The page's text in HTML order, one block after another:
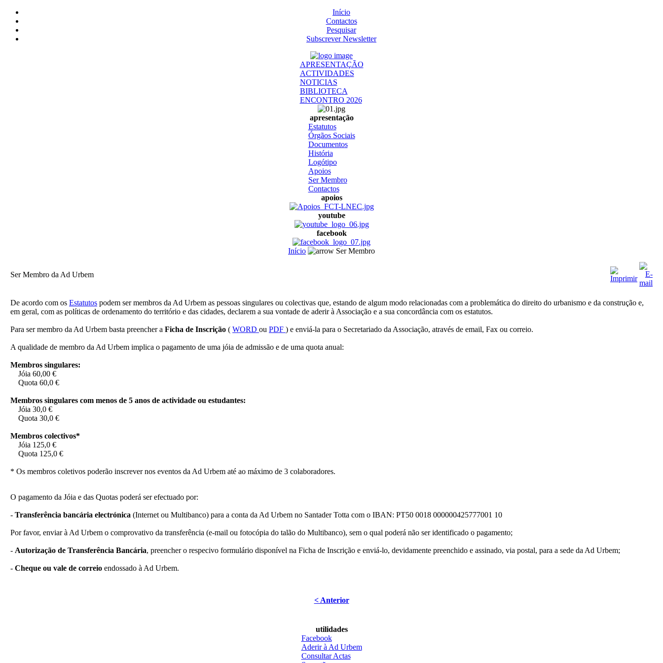
Início
Contactos
Pesquisar
Subscrever Newsletter
APRESENTAÇÃO
ACTIVIDADES
NOTICIAS
BIBLIOTECA
ENCONTRO 2026
apresentação
Estatutos
Órgãos Sociais
Documentos
História
Logótipo
Apoios
Ser Membro
Contactos
apoios
youtube
facebook
Início Ser Membro
Ser Membro da Ad Urbem
De acordo com os Estatutos podem ser membros da Ad Urbem as pessoas singulares ou colectivas que, estando de algum modo relacionadas com a problemática do direito do urbanismo e da construção e,
em geral, com as políticas de ordenamento do território e das cidades, declarem a sua vontade de aderir à Associação e a sua concordância com os estatutos.
Para ser membro da Ad Urbem basta preencher a Ficha de Inscrição ( WORD ou PDF ) e enviá-la para o Secretariado da Associação, através de email, Fax ou correio.
A qualidade de membro da Ad Urbem implica o pagamento de uma jóia de admissão e de uma quota anual:
Membros singulares:
Jóia 60,00 €
Quota 60,0 €
Membros singulares com menos de 5 anos de actividade ou estudantes:
Jóia 30,0 €
Quota 30,0 €
Membros colectivos*
Jóia 125,0 €
Quota 125,0 €
* Os membros coletivos poderão inscrever nos eventos da Ad Urbem até ao máximo de 3 colaboradores.
O pagamento da Jóia e das Quotas poderá ser efectuado por:
- Transferência bancária electrónica (Internet ou Multibanco) para a conta da Ad Urbem no Santader Totta com o IBAN: PT50 0018 000000425777001 10
Por favor, enviar à Ad Urbem o comprovativo da transferência (e-mail ou fotocópia do talão do Multibanco), sem o qual poderá não ser identificado o pagamento;
- Autorização de Transferência Bancária, preencher o respecivo formulário disponível na Ficha de Inscrição e enviá-lo, devidamente preenchido e assinado, via postal, para a sede da Ad Urbem;
- Cheque ou vale de correio endossado à Ad Urbem.
< Anterior
utilidades
Facebook
Aderir à Ad Urbem
Consultar Actas